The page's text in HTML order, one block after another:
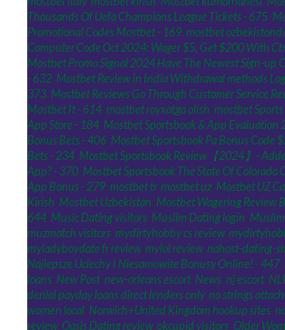
Thousands Of Uefa Champions League Tickets - 675,
Promotional Codes Mostbet - 169, mostbet
Computer Code Oct 2024: Wager $5, Get $200 With
Mostbet Promo Signal 2024 Have The Newest Sign-up
- 632, Mostbet Review in India Withdrawal methods
373, Mostbet Reviews Go Through Customer Service
Mostbet It - 614, mostbet royxatga olish, ‎mostbet
App Store - 184, Mostbet Sportsbook & App Evaluation
Bonus Bets - 406, Mostbet Sportsbook Pa Bonus Code
Bets - 234, Mostbet Sportsbook Review【2024】-
App? - 370, Mostbet Sportsbook The State Of Colorado
App Bonus - 279, mostbet tr, mostbet uz, Mostbet UZ
Kirish, Mostbet Uzbekistan, Mostbet Wagering Review
644, Music Dating visitors, Muslim Dating login,
muzmatch visitors, mydirtyhobby cs review,
myladyboydate fr review, mylol review, nahost-dating-
Najlepsze Uciechy I Niesamowite Bonusy Online! - 447,
loans, New Post, new-orleans escort, News, nj escort,
denial payday loans direct lenders only, no strings
women local, Norwich+United Kingdom hookup sites,
review, Oasis Dating review, okcupid visitors, Older